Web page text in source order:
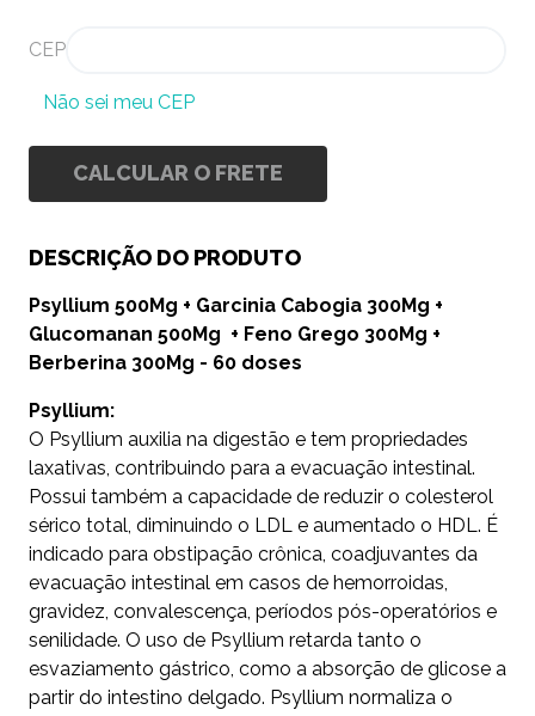
CEP
Não sei meu CEP
CALCULAR O FRETE
DESCRIÇÃO DO PRODUTO
Psyllium 500Mg + Garcinia Cabogia 300Mg +
Glucomanan 500Mg + Feno Grego 300Mg +
Berberina 300Mg - 60 doses
Psyllium:
O Psyllium auxilia na digestão e tem propriedades
laxativas, contribuindo para a evacuação intestinal.
Possui também a capacidade de reduzir o colesterol
sérico total, diminuindo o LDL e aumentado o HDL. É
indicado para obstipação crônica, coadjuvantes da
evacuação intestinal em casos de hemorroidas,
gravidez, convalescença, períodos pós-operatórios e
senilidade. O uso de Psyllium retarda tanto o
esvaziamento gástrico, como a absorção de glicose a
partir do intestino delgado. Psyllium normaliza o